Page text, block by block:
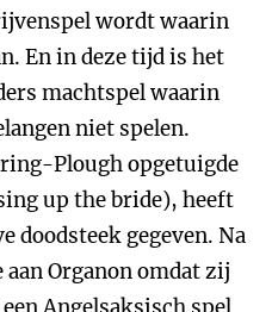
wordt waarin
En in deze tijd is het
machtspel waarin
niet spelen.
Plough opgetuigde
up the bride), heeft
gegeven. Na
aan Organon omdat zij